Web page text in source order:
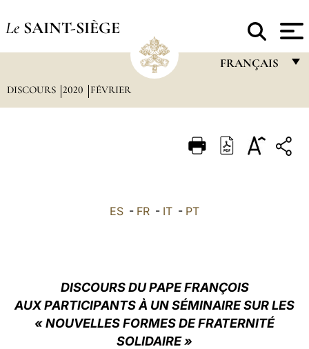
Le SAINT-SIÈGE
FRANÇAIS
ITALIANO
中文
LATINE
DISCOURS 2020 FÉVRIER
ES - FR - IT - PT
DISCOURS DU PAPE FRANÇOIS
AUX PARTICIPANTS À UN SÉMINAIRE SUR LES
« NOUVELLES FORMES DE FRATERNITÉ
SOLIDAIRE »